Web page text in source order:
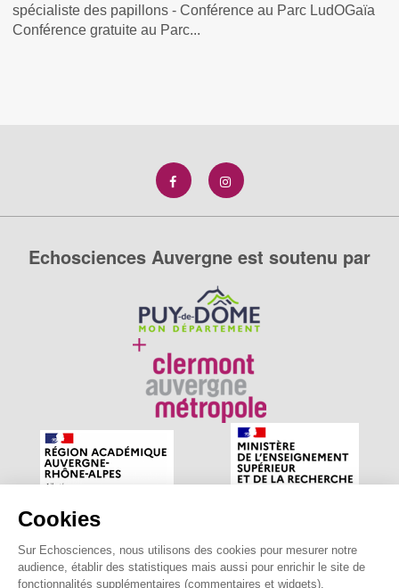
Cookies
Sur Echosciences, nous utilisons des cookies pour mesurer notre
audience, établir des statistiques mais aussi pour enrichir le site de
fonctionnalités supplémentaires (commentaires et widgets).
spécialiste des papillons - Conférence au Parc LudOGaïa
Conférence gratuite au Parc...
Echosciences Auvergne est soutenu par
Echosciences Auvergne est le réseau social des amateurs
de sciences et de technologies du territoire. Propulsé par